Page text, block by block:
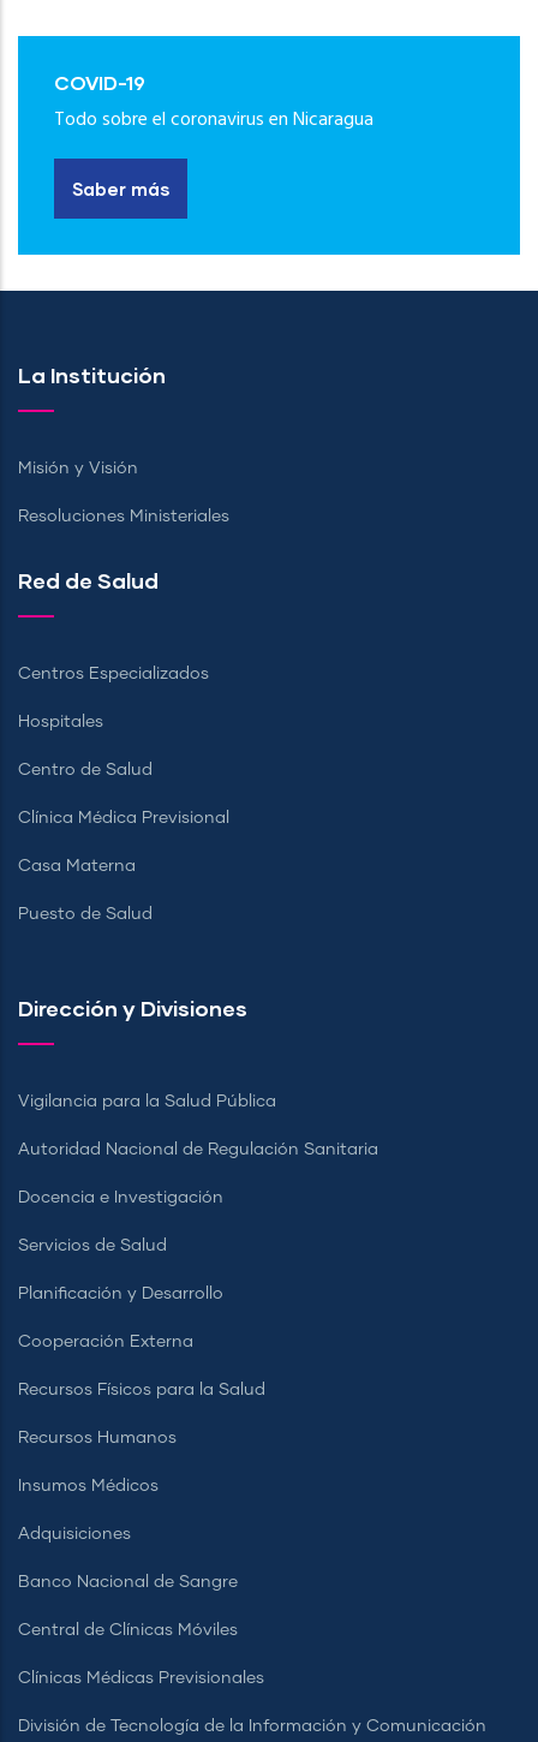
COVID-19
Todo sobre el coronavirus en Nicaragua
Saber más
La Institución
Misión y Visión
Resoluciones Ministeriales
Red de Salud
Centros Especializados
Hospitales
Centro de Salud
Clínica Médica Previsional
Casa Materna
Puesto de Salud
Dirección y Divisiones
Vigilancia para la Salud Pública
Autoridad Nacional de Regulación Sanitaria
Docencia e Investigación
Servicios de Salud
Planificación y Desarrollo
Cooperación Externa
Recursos Físicos para la Salud
Recursos Humanos
Insumos Médicos
Adquisiciones
Banco Nacional de Sangre
Central de Clínicas Móviles
Clínicas Médicas Previsionales
División de Tecnología de la Información y Comunicación